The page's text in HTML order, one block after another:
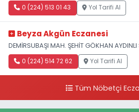
0 (224) 513 01 43 Yol Tarifi Al
Beyza Akgün Eczanesi
DEMİRSUBAŞI MAH. ŞEHİT GÖKHAN AYDINLI
0 (224) 514 72 62 Yol Tarifi Al
Tüm Nöbetçi